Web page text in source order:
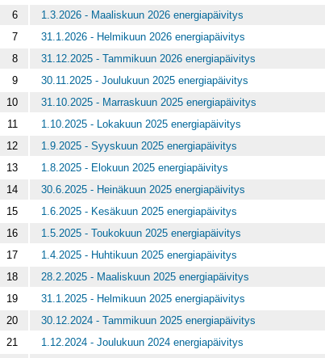
6
1.3.2026 - Maaliskuun 2026 energiapäivitys
7
31.1.2026 - Helmikuun 2026 energiapäivitys
8
31.12.2025 - Tammikuun 2026 energiapäivitys
9
30.11.2025 - Joulukuun 2025 energiapäivitys
10
31.10.2025 - Marraskuun 2025 energiapäivitys
11
1.10.2025 - Lokakuun 2025 energiapäivitys
12
1.9.2025 - Syyskuun 2025 energiapäivitys
13
1.8.2025 - Elokuun 2025 energiapäivitys
14
30.6.2025 - Heinäkuun 2025 energiapäivitys
15
1.6.2025 - Kesäkuun 2025 energiapäivitys
16
1.5.2025 - Toukokuun 2025 energiapäivitys
17
1.4.2025 - Huhtikuun 2025 energiapäivitys
18
28.2.2025 - Maaliskuun 2025 energiapäivitys
19
31.1.2025 - Helmikuun 2025 energiapäivitys
20
30.12.2024 - Tammikuun 2025 energiapäivitys
21
1.12.2024 - Joulukuun 2024 energiapäivitys